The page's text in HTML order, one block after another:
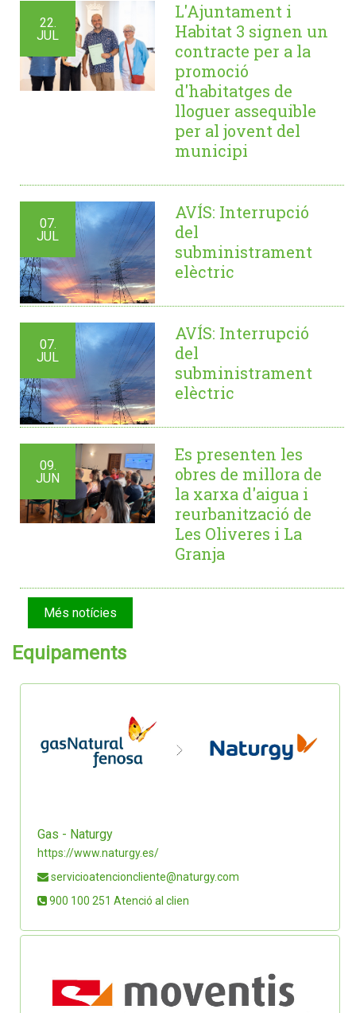
22.
JUL
L'Ajuntament i
Habitat 3 signen un
contracte per a la
promoció
d'habitatges de
lloguer assequible
per al jovent del
municipi
07.
JUL
AVÍS: Interrupció
del
subministrament
elèctric
07.
JUL
AVÍS: Interrupció
del
subministrament
elèctric
09.
JUN
Es presenten les
obres de millora de
la xarxa d'aigua i
reurbanització de
Les Oliveres i La
Granja
Més notícies
Equipaments
Gas - Naturgy
https://www.naturgy.es/
servicioatencioncliente@naturgy.com
900 100 251 Atenció al clien